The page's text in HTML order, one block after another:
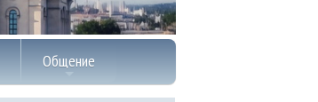
Общение